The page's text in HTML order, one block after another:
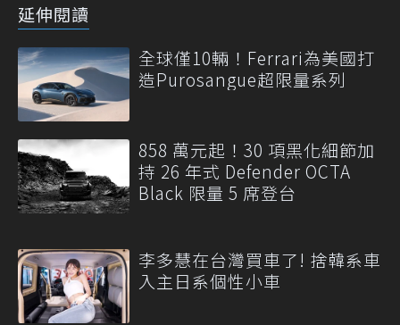
延伸閱讀
全球僅10輛！Ferrari為美國打
造Purosangue超限量系列
858 萬元起！30 項黑化細節加
持 26 年式 Defender OCTA
Black 限量 5 席登台
李多慧在台灣買車了! 捨韓系車
入主日系個性小車